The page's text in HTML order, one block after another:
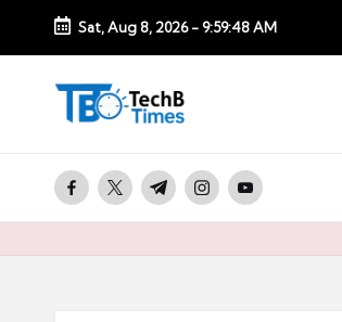
Skip
content
Sat, Aug 8, 2026- 9:59:49 AM
T
e
c
h
facebook.com
twitter.com
t.me instagram.com
youtube.com